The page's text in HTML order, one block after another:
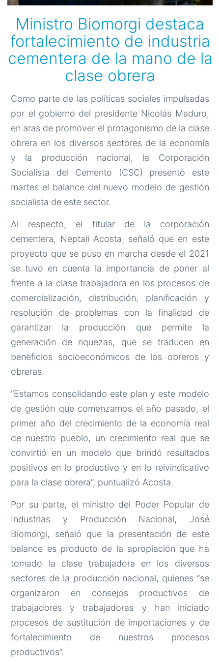
Ministro Biomorgi destaca
fortalecimiento de industria
cementera de la mano de la
clase obrera
Como parte de las políticas sociales impulsadas
por el gobierno del presidente Nicolás Maduro,
en aras de promover el protagonismo de la clase
obrera en los diversos sectores de la economía
y la producción nacional, la Corporación
Socialista del Cemento (CSC) presentó este
martes el balance del nuevo modelo de gestión
socialista de este sector.
Al respecto, el titular de la corporación
cementera, Neptali Acosta, señaló que en este
proyecto que se puso en marcha desde el 2021
se tuvo en cuenta la importancia de poner al
frente a la clase trabajadora en los procesos de
comercialización, distribución, planificación y
resolución de problemas con la finalidad de
garantizar la producción que permite la
generación de riquezas, que se traducen en
beneficios socioeconómicos de los obreros y
obreras.
“Estamos consolidando este plan y este modelo
de gestión que comenzamos el año pasado, el
primer año del crecimiento de la economía real
de nuestro pueblo, un crecimiento real que se
convirtió en un modelo que brindó resultados
positivos en lo productivo y en lo reivindicativo
para la clase obrera”, puntualizó Acosta.
Por su parte, el ministro del Poder Popular de
Industrias y Producción Nacional, José
Biomorgi, señaló que la presentación de este
balance es producto de la apropiación que ha
tomado la clase trabajadora en los diversos
sectores de la producción nacional, quienes “se
organizaron en consejos productivos de
trabajadores y trabajadoras y han iniciado
procesos de sustitución de importaciones y de
fortalecimiento de nuestros procesos
productivos”.